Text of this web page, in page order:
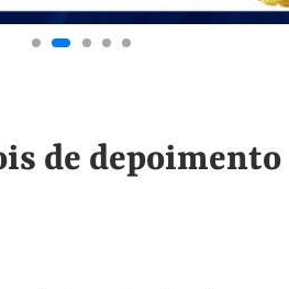
de depoimento